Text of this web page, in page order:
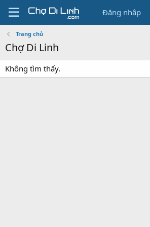
Đăng nhập
Trang chủ
Chợ Di Linh
Không tìm thấy.